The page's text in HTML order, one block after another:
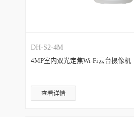
DH-S2-4M
4MP室内双光定焦Wi-Fi云台摄像机
查看详情